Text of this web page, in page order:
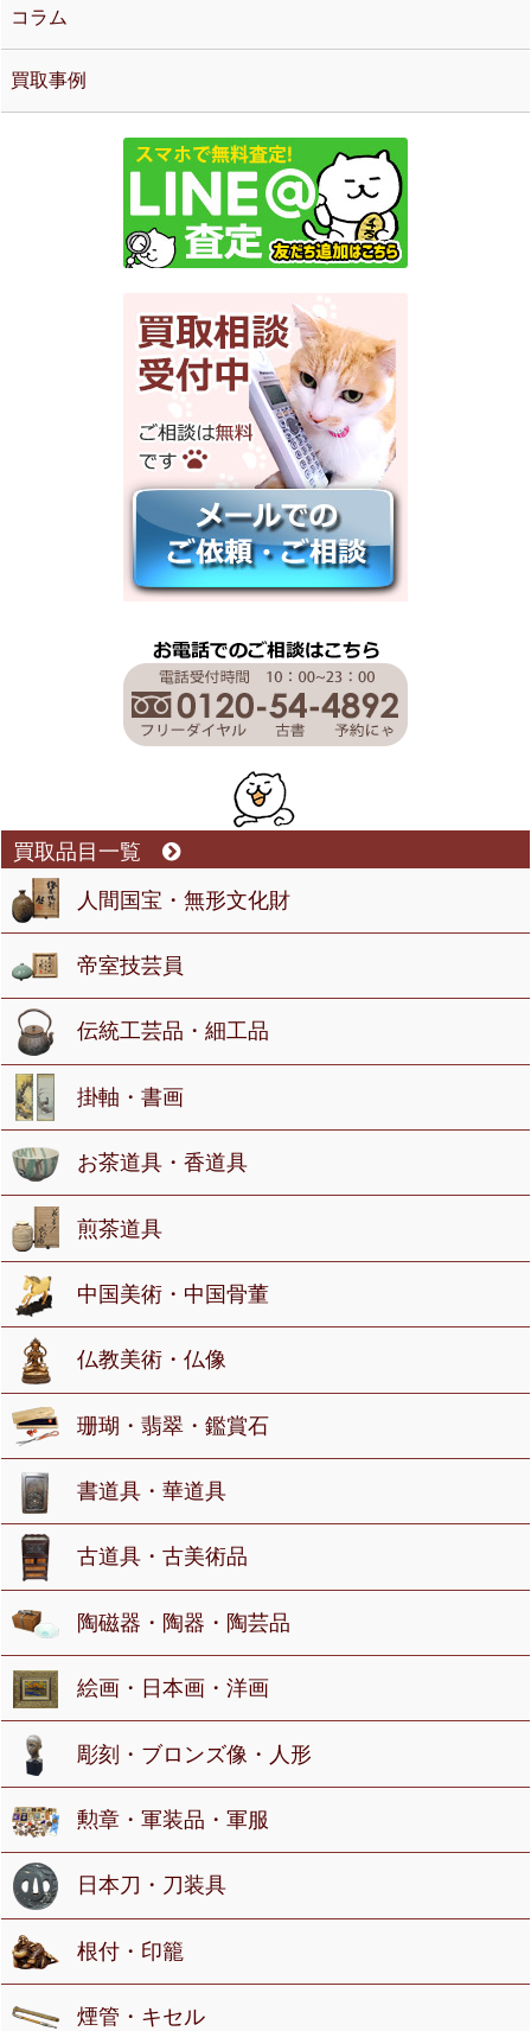
コラム
買取事例
買取品目一覧
人間国宝・無形文化財
帝室技芸員
伝統工芸品・細工品
掛軸・書画
お茶道具・香道具
煎茶道具
中国美術・中国骨董
仏教美術・仏像
珊瑚・翡翠・鑑賞石
書道具・華道具
古道具・古美術品
陶磁器・陶器・陶芸品
絵画・日本画・洋画
彫刻・ブロンズ像・人形
勲章・軍装品・軍服
日本刀・刀装具
根付・印籠
煙管・キセル